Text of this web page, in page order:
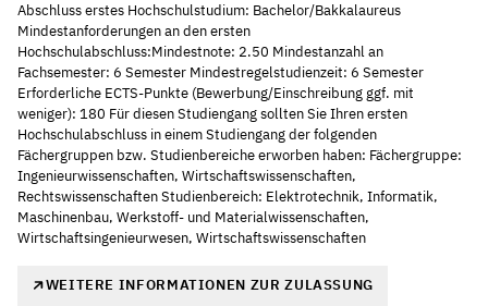
Abschluss erstes Hochschulstudium: Bachelor/Bakkalaureus
Mindestanforderungen an den ersten
Hochschulabschluss:Mindestnote: 2.50 Mindestanzahl an
Fachsemester: 6 Semester Mindestregelstudienzeit: 6 Semester
Erforderliche ECTS-Punkte (Bewerbung/Einschreibung ggf. mit
weniger): 180 Für diesen Studiengang sollten Sie Ihren ersten
Hochschulabschluss in einem Studiengang der folgenden
Fächergruppen bzw. Studienbereiche erworben haben: Fächergruppe:
Ingenieurwissenschaften, Wirtschaftswissenschaften,
Rechtswissenschaften Studienbereich: Elektrotechnik, Informatik,
Maschinenbau, Werkstoff- und Materialwissenschaften,
Wirtschaftsingenieurwesen, Wirtschaftswissenschaften
WEITERE INFORMATIONEN ZUR ZULASSUNG